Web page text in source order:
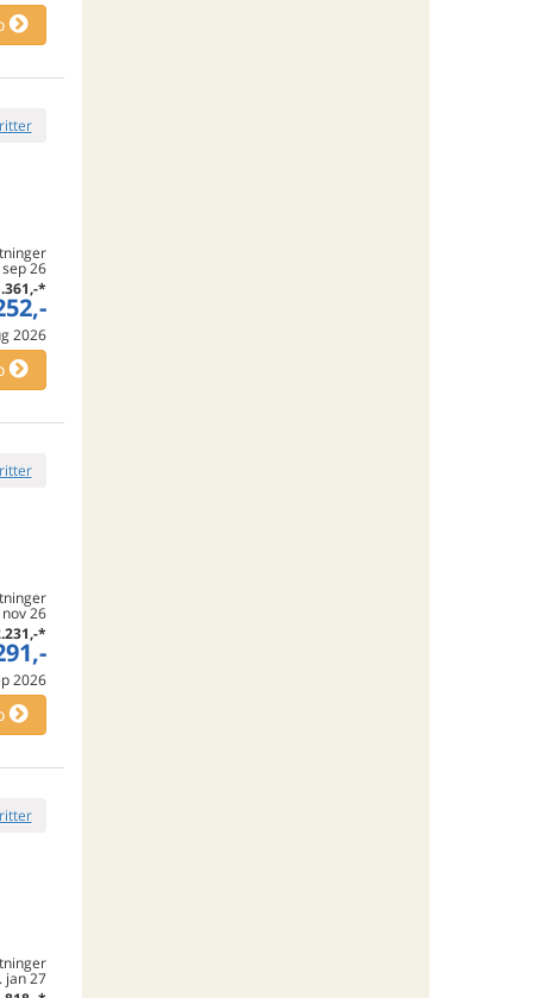
26
*
2026
26
*
2026
jan 27